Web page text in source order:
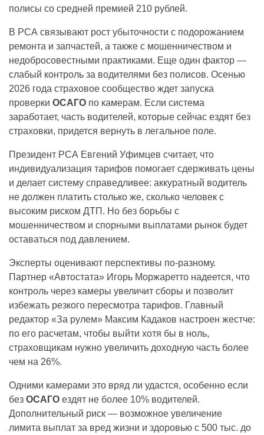
полисы со средней премией 210 рублей.
В РСА связывают рост убыточности с подорожанием
ремонта и запчастей, а также с мошенничеством и
недобросовестными практиками. Еще один фактор —
слабый контроль за водителями без полисов. Осенью
2026 года страховое сообщество ждет запуска
проверки ОСАГО по камерам. Если система
заработает, часть водителей, которые сейчас ездят без
страховки, придется вернуть в легальное поле.
Президент РСА Евгений Уфимцев считает, что
индивидуализация тарифов помогает сдерживать цены
и делает систему справедливее: аккуратный водитель
не должен платить столько же, сколько человек с
высоким риском ДТП. Но без борьбы с
мошенничеством и спорными выплатами рынок будет
оставаться под давлением.
Эксперты оценивают перспективы по-разному.
Партнер «Автостата» Игорь Моржаретто надеется, что
контроль через камеры увеличит сборы и позволит
избежать резкого пересмотра тарифов. Главный
редактор «За рулем» Максим Кадаков настроен жестче:
по его расчетам, чтобы выйти хотя бы в ноль,
страховщикам нужно увеличить доходную часть более
чем на 26%.
Одними камерами это вряд ли удастся, особенно если
без ОСАГО ездят не более 10% водителей.
Дополнительный риск — возможное увеличение
лимита выплат за вред жизни и здоровью с 500 тыс. до